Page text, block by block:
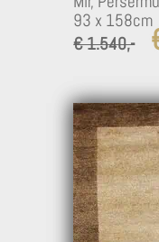
93 x 158cm
€ 1.540,-